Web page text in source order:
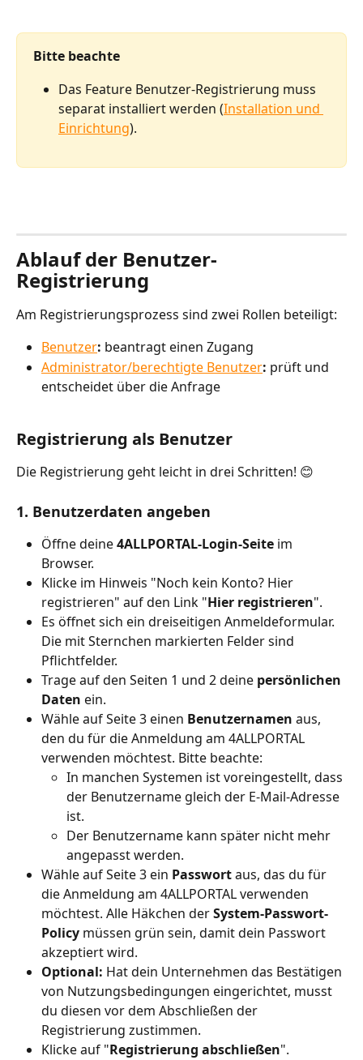
Bitte beachte
Das Feature Benutzer-Registrierung muss
separat installiert werden (Installation und
Einrichtung).
Ablauf der Benutzer-
Registrierung
Am Registrierungsprozess sind zwei Rollen beteiligt:
Benutzer: beantragt einen Zugang
Administrator/berechtigte Benutzer: prüft und
entscheidet über die Anfrage
Registrierung als Benutzer
Die Registrierung geht leicht in drei Schritten! 😊
1. Benutzerdaten angeben
Öffne deine 4ALLPORTAL-Login-Seite im
Browser.
Klicke im Hinweis "Noch kein Konto? Hier
registrieren" auf den Link "Hier registrieren".
Es öffnet sich ein dreiseitigen Anmeldeformular.
Die mit Sternchen markierten Felder sind
Pflichtfelder.
Trage auf den Seiten 1 und 2 deine persönlichen
Daten ein.
Wähle auf Seite 3 einen Benutzernamen aus,
den du für die Anmeldung am 4ALLPORTAL
verwenden möchtest. Bitte beachte:
In manchen Systemen ist voreingestellt, dass
der Benutzername gleich der E-Mail-Adresse
ist.
Der Benutzername kann später nicht mehr
angepasst werden.
Wähle auf Seite 3 ein Passwort aus, das du für
die Anmeldung am 4ALLPORTAL verwenden
möchtest. Alle Häkchen der System-Passwort-
Policy müssen grün sein, damit dein Passwort
akzeptiert wird.
Optional: Hat dein Unternehmen das Bestätigen
von Nutzungsbedingungen eingerichtet, musst
du diesen vor dem Abschließen der
Registrierung zustimmen.
Klicke auf "Registrierung abschließen".